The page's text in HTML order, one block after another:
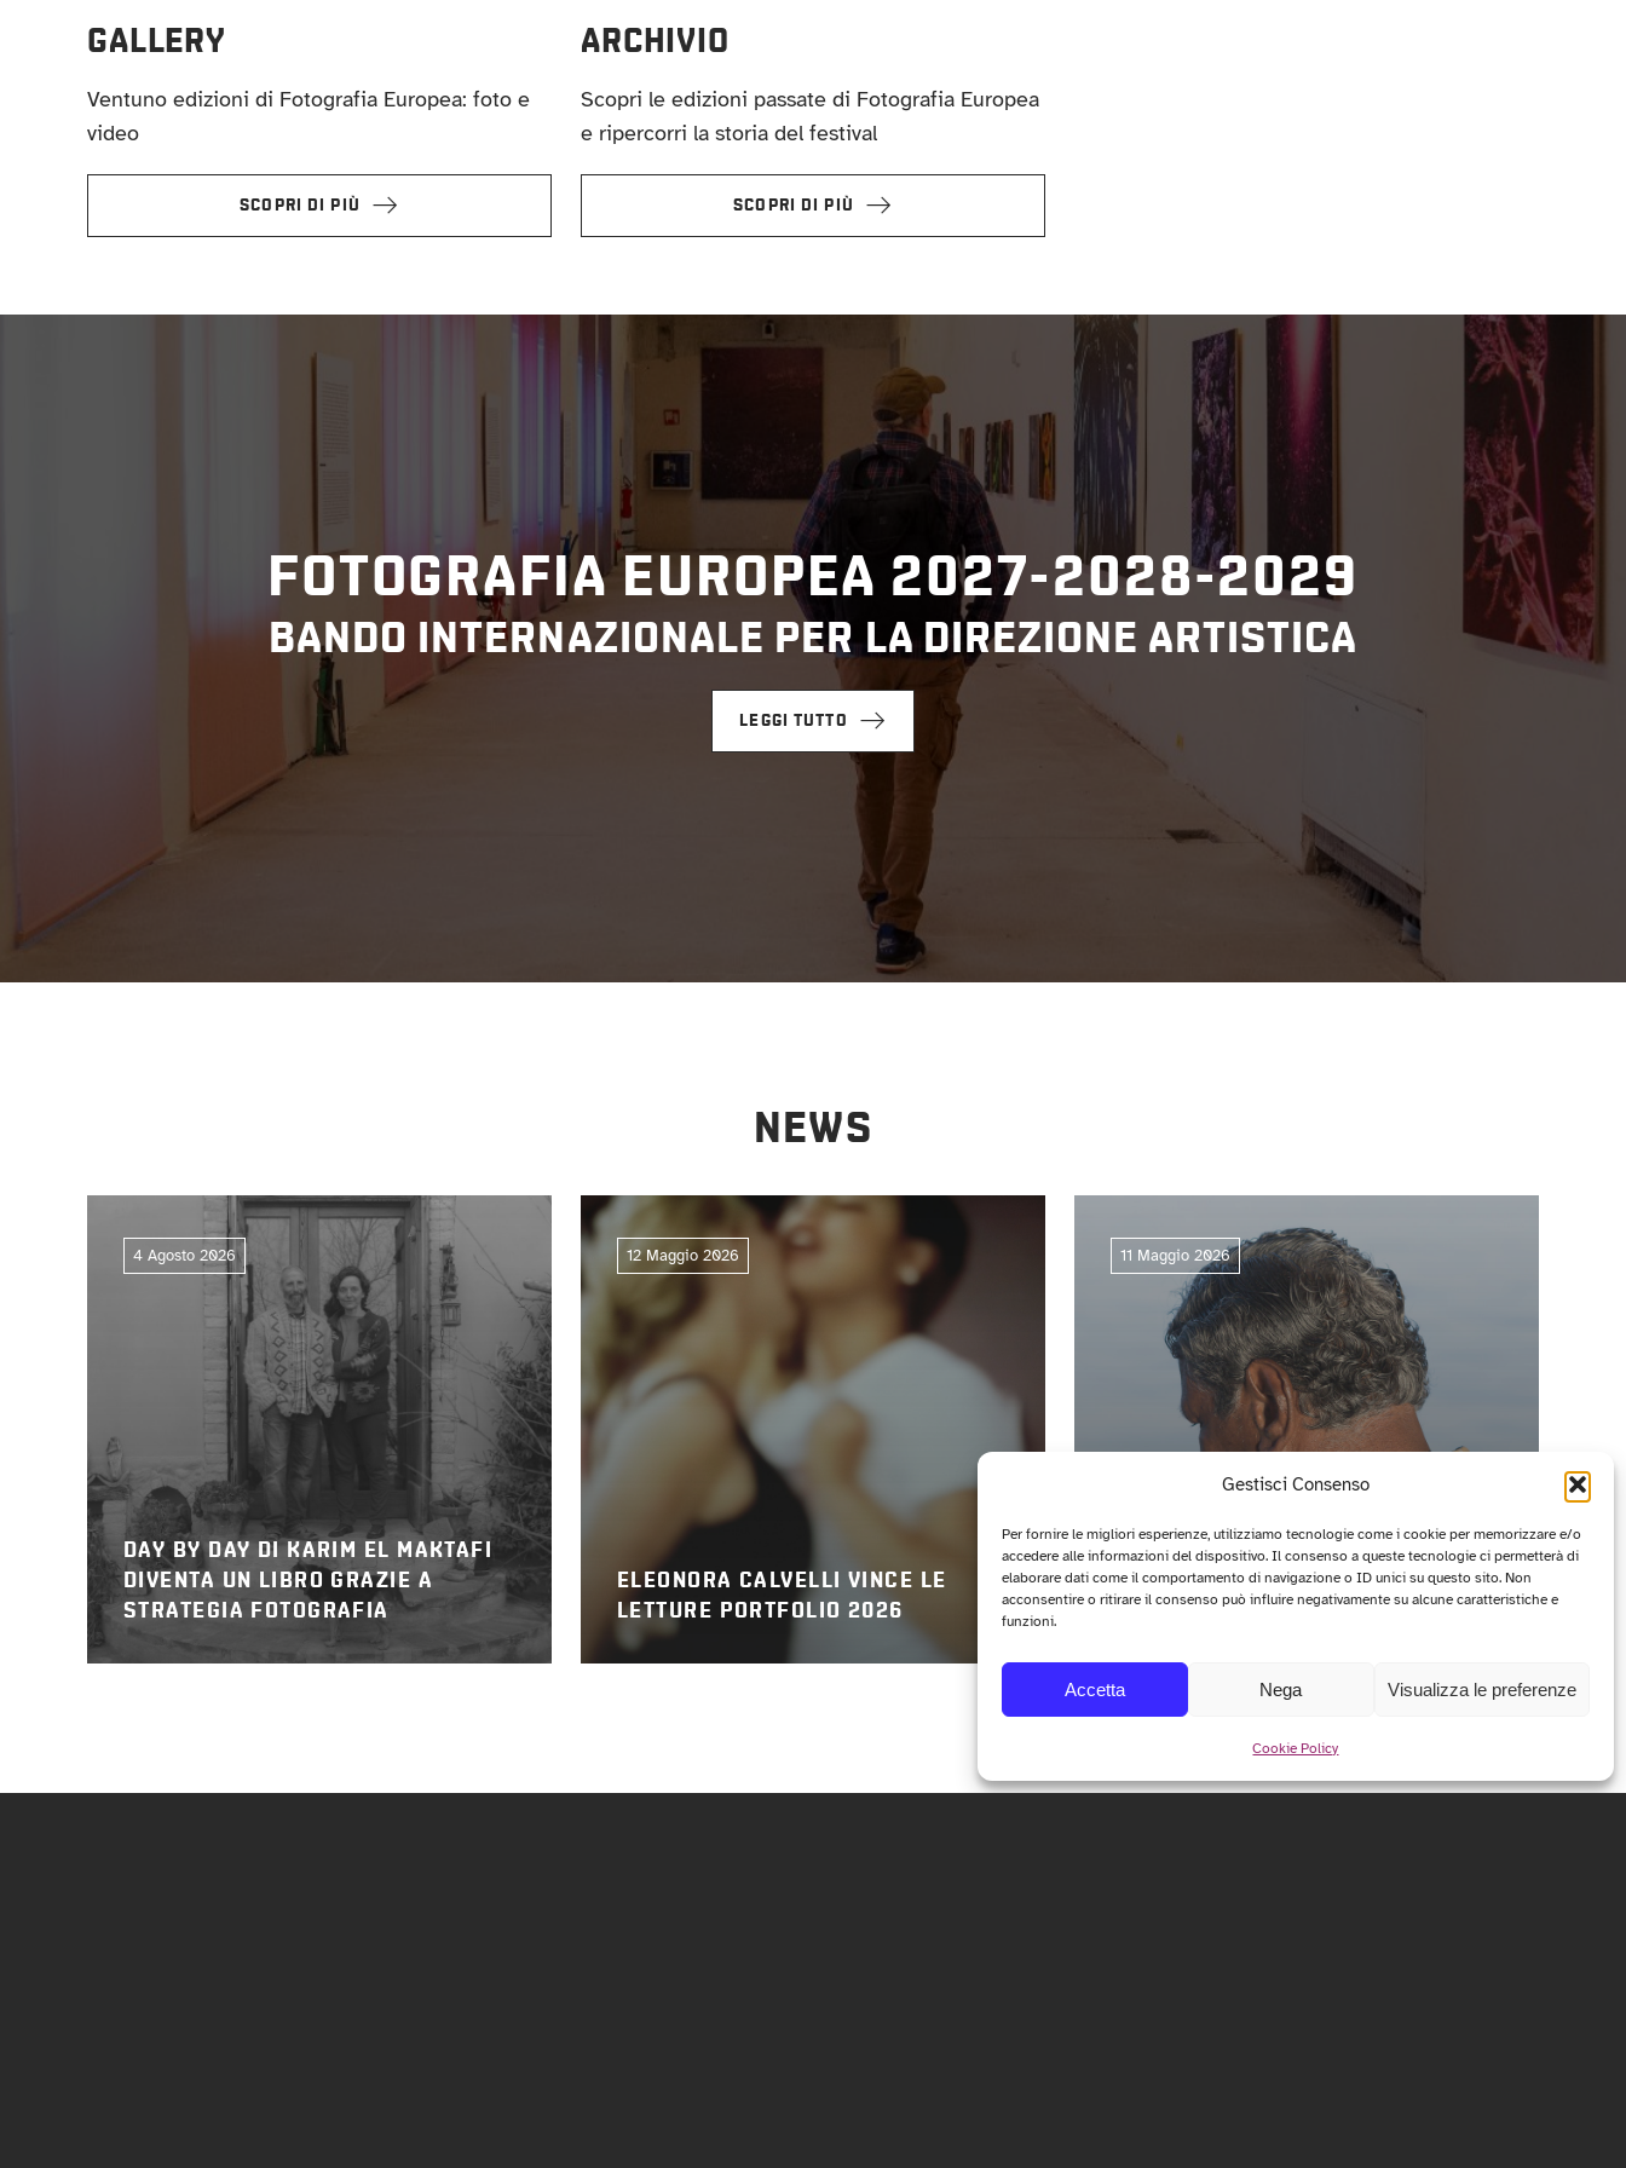
Gestisci Consenso
Per fornire le migliori esperienze, utilizziamo tecnologie come i cookie per memorizzare e/o
accedere alle informazioni del dispositivo. Il consenso a queste tecnologie ci permetterà di
elaborare dati come il comportamento di navigazione o ID unici su questo sito. Non
acconsentire o ritirare il consenso può influire negativamente su alcune caratteristiche e
funzioni.
Accetta Nega Visualizza le preferenze
Cookie Policy
GALLERY
Ventuno edizioni di Fotografia Europea: foto e
video
SCOPRI DI PIÙ
ARCHIVIO
Scopri le edizioni passate di Fotografia Europea
e ripercorri la storia del festival
SCOPRI DI PIÙ
FOTOGRAFIA EUROPEA 2027-2028-2029
BANDO INTERNAZIONALE PER LA DIREZIONE ARTISTICA
LEGGI TUTTO
NEWS
4 Agosto 2026
DAY BY DAY DI KARIM EL MAKTAFI
DIVENTA UN LIBRO GRAZIE A
STRATEGIA FOTOGRAFIA
12 Maggio 2026
ELEONORA CALVELLI VINCE LE
LETTURE PORTFOLIO 2026
11 Maggio 2026
CIRCUITO OFF 2026: I PROGETTI
VINCITORI